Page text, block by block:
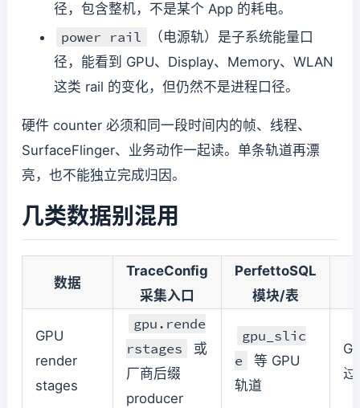
径，包含整机，不是某个 App 的耗电。
power rail
（电源轨）是子系统能量口
径，能看到 GPU、Display、Memory、WLAN
这类 rail 的变化，但仍然不是进程口径。
硬件 counter 必须和同一段时间内的帧、线程、
SurfaceFlinger、业务动作一起读。单条轨道再漂
亮，也不能独立完成归因。
几类数据别混用
数据
TraceConfig
采集入口
PerfettoSQL
模块/表
GPU
render
stages
gpu.rende
rstages
或
厂商后缀
producer
gpu_slic
e
等 GPU
轨道
过